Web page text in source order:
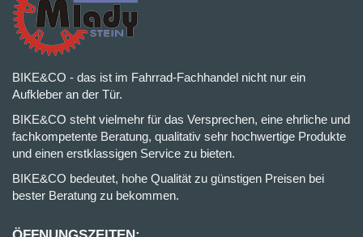
BIKE&CO - das ist im Fahrrad-Fachhandel nicht nur ein
Aufkleber an der Tür.
BIKE&CO steht vielmehr für das Versprechen, eine ehrliche und
fachkompetente Beratung, qualitativ sehr hochwertige Produkte
und einen erstklassigen Service zu bieten.
BIKE&CO bedeutet, hohe Qualität zu günstigen Preisen bei
bester Beratung zu bekommen.